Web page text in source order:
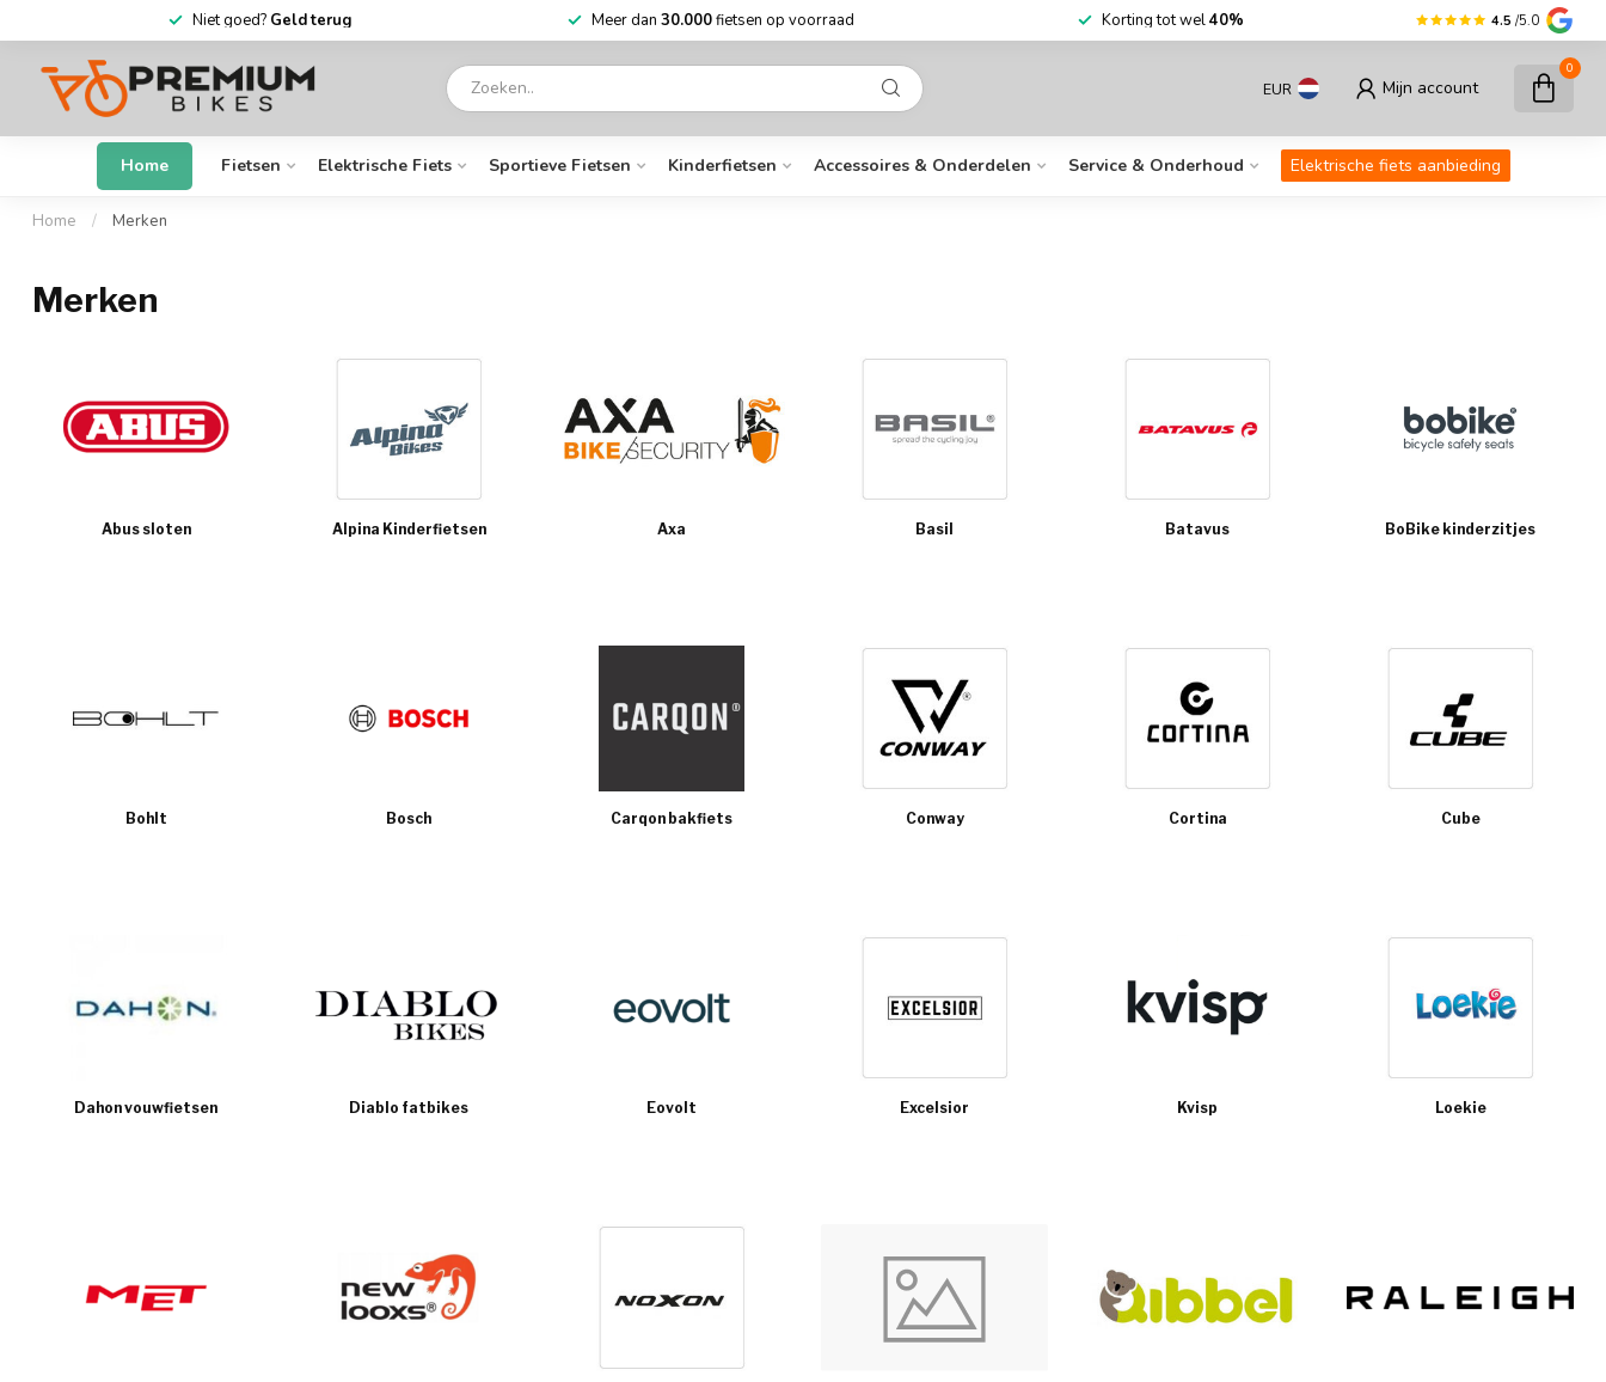
Niet goed? Geld terug Meer dan 30.000fietsen op voorraad Korting tot wel40% 4.5 /5.0
EUR Mijn account
0
Home Fietsen Elektrische Fiets Sportieve Fietsen Kinderfietsen Accessoires & Onderdelen Service & Onderhoud Elektrische fiets aanbieding
Home / Merken
Merken
Abus sloten Alpina Kinderfietsen Axa Basil Batavus BoBike kinderzitjes
Bohlt Bosch Carqon bakfiets Conway Cortina Cube
Dahon vouwfietsen Diablo fatbikes Eovolt Excelsior Kvisp Loekie